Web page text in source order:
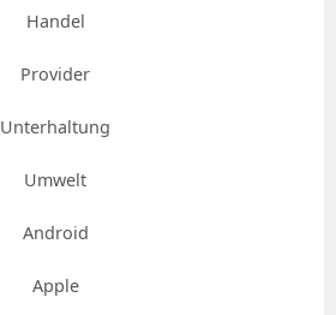
Handel
Provider
Unterhaltung
Umwelt
Android
Apple